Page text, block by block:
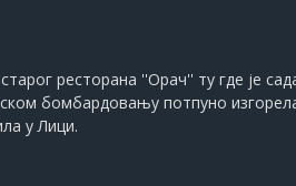
ресторана ''Орач'' ту где је
бомбардовању потпуно
у Лици.